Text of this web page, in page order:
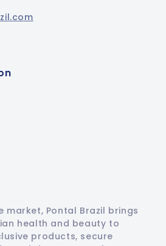
market, Pontal Brazil brings
health and beauty to
products, secure